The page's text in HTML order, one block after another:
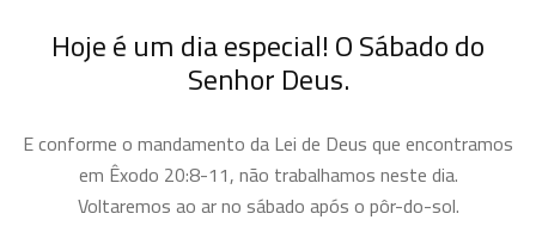
Hoje é um dia especial! O Sábado do
Senhor Deus.
E conforme o mandamento da Lei de Deus que encontramos
em Êxodo 20:8-11, não trabalhamos neste dia.
Voltaremos ao ar no sábado após o pôr-do-sol.